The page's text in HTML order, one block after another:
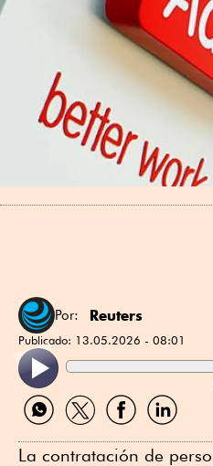
Por: Reuters
Publicado: 13.05.2026 - 08:01
Compartir
por
Compartir
por
Compartir
por
Compartir
por
La contratación de